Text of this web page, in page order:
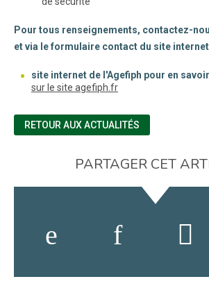
Pour tous renseignements, contactez-
et via le formulaire contact du site
site internet de l'Agefiph pour en
sur le site agefiph.fr(nouvelle fenêtre)
RETOUR AUX ACTUALITÉS
PARTAGER CET